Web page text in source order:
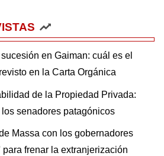
en Gaiman: cuál es el
en la Carta Orgánica
de la Propiedad Privada:
senadores patagónicos
Massa con los gobernadores
frenar la extranjerización